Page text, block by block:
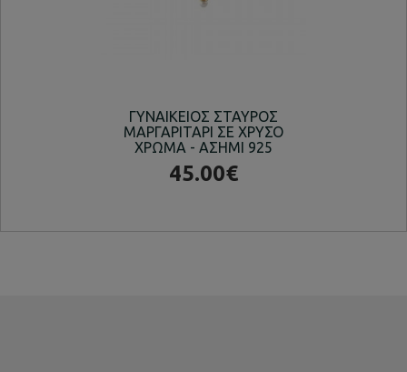
ΓΥΝΑΙΚΕΙΟΣ ΣΤΑΥΡΟΣ
ΜΑΡΓΑΡΙΤΑΡΙ ΣΕ ΧΡΥΣΟ
ΧΡΩΜΑ - ΑΣΗΜΙ 925
45.00€